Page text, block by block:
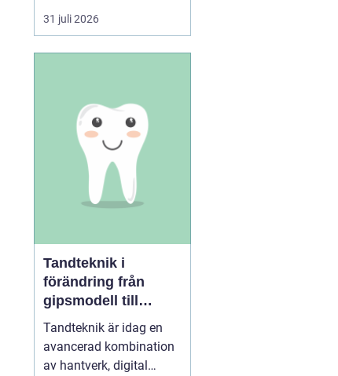
och trötta muskler. I dag
finns moderna, mer
31 juli 2026
Tandteknik i
förändring från
gipsmodell till
digitalt arbetsflöde
Tandteknik är idag en
avancerad kombination
av hantverk, digital